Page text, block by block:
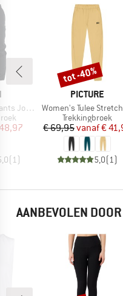
Jogging
prijs
(1 )
MERK
PICTURE
Artikel
Women's Tulee Stretch Pants
Productgroep
Trekkingbroek
Prijs
€ 69,95vanaf€
5,0(1 )
Korting
tot -40%
AANBEVOLEN